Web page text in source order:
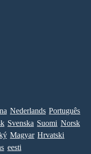
Nederlands Português
Svenska Suomi Norsk
Magyar Hrvatski
eesti